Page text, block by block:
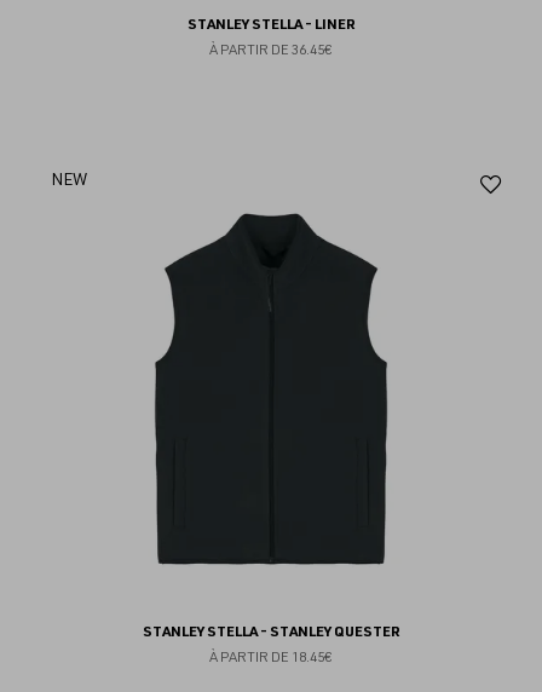
STANLEY STELLA - LINER
À PARTIR DE 36.45€
NEW
STANLEY STELLA - STANLEY QUESTER
À PARTIR DE 18.45€